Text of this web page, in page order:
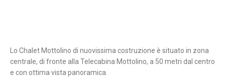
Lo Chalet Mottolino di nuovissima costruzione è situato in zona
centrale, di fronte alla Telecabina Mottolino, a 50 metri dal centro
e con ottima vista panoramica.